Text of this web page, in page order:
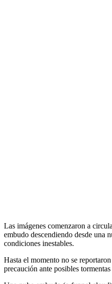
Las imágenes comenzaron a
embudo descendiendo desde una
condiciones inestables.
Hasta el momento no se
precaución ante posibles